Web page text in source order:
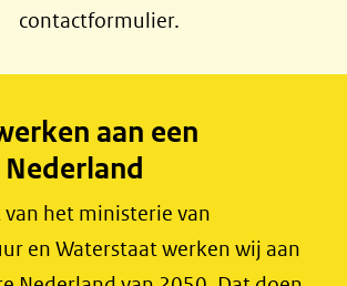
e
I
n
(opent
nieuw
contactformulier.
aan een
van het ministerie van
en Waterstaat werken wij aan